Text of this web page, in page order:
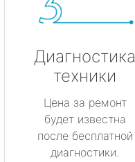
Диагностика
техники
Цена за ремонт
будет известна
после бесплатной
диагностики.